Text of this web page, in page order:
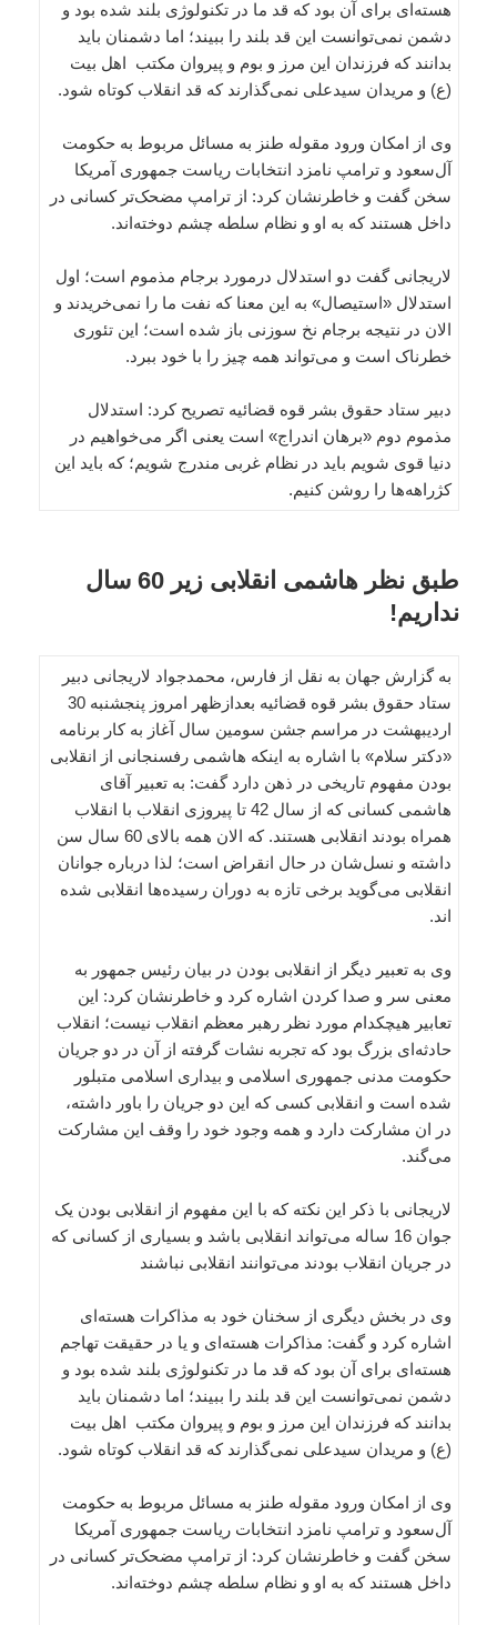
هسته‌ای برای آن بود که قد ما در تکنولوژی بلند شده بود و
دشمن نمی‌توانست این قد بلند را ببیند؛ اما دشمنان باید
بدانند که فرزندان این مرز و بوم و پیروان مکتب اهل بیت
(ع) و مریدان سیدعلی نمی‌گذارند که قد انقلاب کوتاه شود.
وی از امکان ورود مقوله طنز به مسائل مربوط به حکومت
آل‌سعود و ترامپ نامزد انتخابات ریاست جمهوری آمریکا
سخن گفت و خاطرنشان کرد: از ترامپ مضحک‌تر کسانی در
داخل هستند که به او و نظام سلطه چشم دوخته‌اند.
لاریجانی گفت دو استدلال درمورد برجام مذموم است؛ اول
استدلال «استیصال» به این معنا که نفت ما را نمی‌خریدند و
الان در نتیجه برجام نخ سوزنی باز شده است؛ این تئوری
خطرناک است و می‌تواند همه چیز را با خود ببرد.
دبیر ستاد حقوق ‌بشر قوه قضائیه تصریح کرد: استدلال
مذموم دوم «برهان اندراج» است یعنی اگر می‌خواهیم در
دنیا قوی شویم باید در نظام غربی مندرج شویم؛ که باید این
کژراهه‌ها را روشن کنیم.
طبق نظر هاشمی انقلابی زیر 60 سال
نداریم!
به گزارش جهان به نقل از فارس، محمدجواد لاریجانی دبیر
ستاد حقوق ‌بشر قوه قضائیه بعدازظهر امروز پنجشنبه 30
اردیبهشت در مراسم جشن سومین سال آغاز به کار برنامه
«دکتر سلام» با اشاره به اینکه هاشمی رفسنجانی از انقلابی
بودن مفهوم تاریخی در ذهن دارد گفت: به تعبیر آقای
هاشمی کسانی که از سال 42 تا پیروزی انقلاب با انقلاب
همراه بودند انقلابی هستند. که الان همه بالای 60 سال سن
داشته و نسل‌شان در حال انقراض است؛ لذا درباره جوانان
انقلابی می‌گوید برخی تازه به دوران رسیده‌ها انقلابی شده
اند.
وی به تعبیر دیگر از انقلابی بودن در بیان رئیس جمهور به
معنی سر و صدا کردن اشاره کرد و خاطرنشان کرد: این
تعابیر هیچکدام مورد نظر رهبر معظم انقلاب نیست؛ انقلاب
حادثه‌ای بزرگ بود که تجربه نشات گرفته از آن در دو جریان
حکومت مدنی جمهوری اسلامی و بیداری اسلامی متبلور
شده است و انقلابی کسی که این دو جریان را باور داشته،
در ان مشارکت دارد و همه وجود خود را وقف این مشارکت
می‌گند.
لاریجانی با ذکر این نکته که با این مفهوم از انقلابی بودن یک
جوان 16 ساله می‌تواند انقلابی باشد و بسیاری از کسانی که
در جریان انقلاب بودند می‌توانند انقلابی نباشند
وی در بخش دیگری از سخنان خود به مذاکرات هسته‌ای
اشاره کرد و گفت: مذاکرات هسته‌ای و یا در حقیقت تهاجم
هسته‌ای برای آن بود که قد ما در تکنولوژی بلند شده بود و
دشمن نمی‌توانست این قد بلند را ببیند؛ اما دشمنان باید
بدانند که فرزندان این مرز و بوم و پیروان مکتب اهل بیت
(ع) و مریدان سیدعلی نمی‌گذارند که قد انقلاب کوتاه شود.
وی از امکان ورود مقوله طنز به مسائل مربوط به حکومت
آل‌سعود و ترامپ نامزد انتخابات ریاست جمهوری آمریکا
سخن گفت و خاطرنشان کرد: از ترامپ مضحک‌تر کسانی در
داخل هستند که به او و نظام سلطه چشم دوخته‌اند.